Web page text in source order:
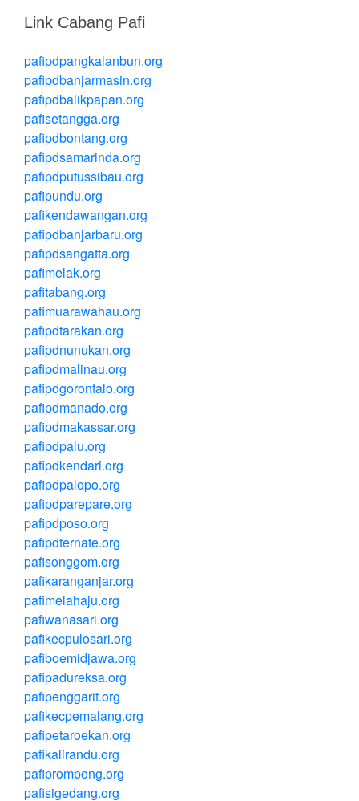
Link Cabang Pafi
pafipdpangkalanbun.org
pafipdbanjarmasin.org
pafipdbalikpapan.org
pafisetangga.org
pafipdbontang.org
pafipdsamarinda.org
pafipdputussibau.org
pafipundu.org
pafikendawangan.org
pafipdbanjarbaru.org
pafipdsangatta.org
pafimelak.org
pafitabang.org
pafimuarawahau.org
pafipdtarakan.org
pafipdnunukan.org
pafipdmalinau.org
pafipdgorontalo.org
pafipdmanado.org
pafipdmakassar.org
pafipdpalu.org
pafipdkendari.org
pafipdpalopo.org
pafipdparepare.org
pafipdposo.org
pafipdternate.org
pafisonggom.org
pafikaranganjar.org
pafimelahaju.org
pafiwanasari.org
pafikecpulosari.org
pafiboemidjawa.org
pafipadureksa.org
pafipenggarit.org
pafikecpemalang.org
pafipetaroekan.org
pafikalirandu.org
pafiprompong.org
pafisigedang.org